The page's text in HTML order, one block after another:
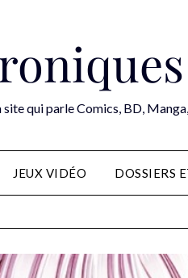
site qui parle Comics, BD,
JEUX VIDÉO DOSSIERS